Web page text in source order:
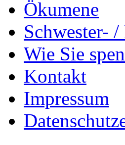
Ökumene
Schwester-
Wie Sie
Kontakt
Impressum